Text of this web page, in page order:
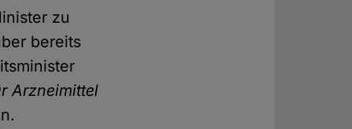
zu
bereits
Arzneimittel